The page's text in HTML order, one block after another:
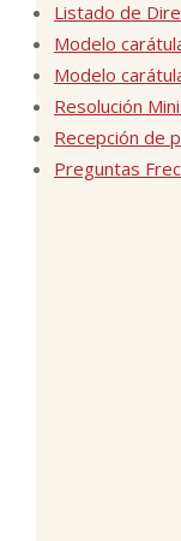
Listado de
Modelo
Modelo
Resolución
Recepción de
Preguntas